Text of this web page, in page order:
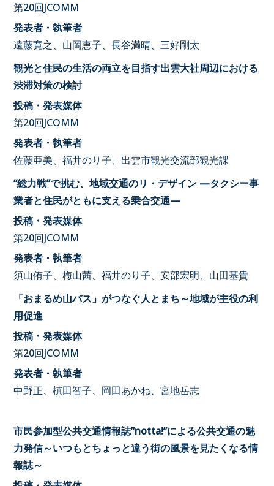
第20回JCOMM
発表者・執筆者
遠藤寛之、山岡恵子、長谷満晴、三好剛太
観光と住民の生活の両立を目指す出雲大社周辺における
渋滞対策の検討
投稿・発表媒体
第20回JCOMM
発表者・執筆者
佐藤亜美、福井のり子、出雲市観光交流部観光課
“総力戦”で挑む、地域交通のリ・デザイン —タクシー事
業者と住民がともに支える乗合交通—
投稿・発表媒体
第20回JCOMM
発表者・執筆者
須山侑子、梅山茜、福井のり子、安部宏明、山田基貴
「おまるめ山バス」がつなぐ人とまち～地域が主役の利
用促進
投稿・発表媒体
第20回JCOMM
発表者・執筆者
中野正、槙田智子、岡田あかね、宮地岳志
市民参加型公共交通情報誌”notta!”による公共交通の魅
力発信～いつもとちょっと違う街の風景を見たくなる情
報誌～